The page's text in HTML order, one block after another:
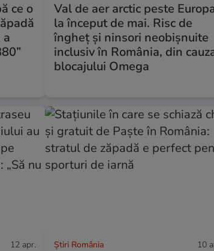
ce o
a
Val de aer arctic peste
la început de mai. Risc de
îngheț și ninsori neobișnuite
inclusiv în România, din
blocajului Omega
12 apr. Știri România 10